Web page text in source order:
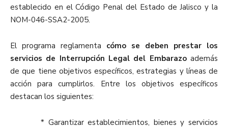
establecido en el Código Penal del Estado de Jalisco y la
NOM-046-SSA2-2005.
El programa reglamenta cómo se deben prestar los
servicios de Interrupción Legal del Embarazoademás
de que tiene objetivos específicos, estrategias y líneas de
acción para cumplirlos. Entre los objetivos específicos
destacan los siguientes:
* Garantizar establecimientos, bienes y servicios